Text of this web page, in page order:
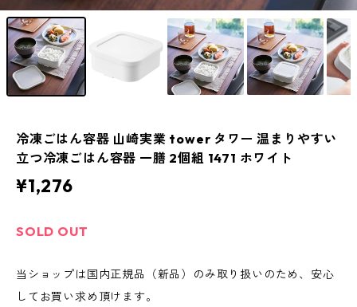
冷凍ごはん容器 山崎実業 tower タワー 温まりやすい
立つ冷凍ごはん容器 一膳 2個組 1471 ホワイト
¥1,276
SOLD OUT
当ショップは国内正規品（新品）のみ取り扱いのため、安心
してお買い求め頂けます。